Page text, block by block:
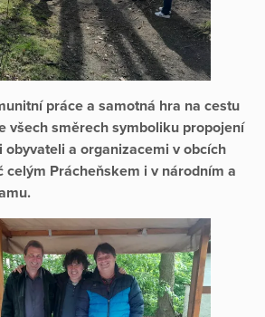
práce a samotná hra na cestu
všech směrech symboliku propojení
obyvateli a organizacemi v obcích
celým Prácheňskem i v národním a